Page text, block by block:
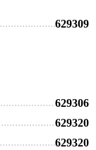
629309
629306
629320
629320